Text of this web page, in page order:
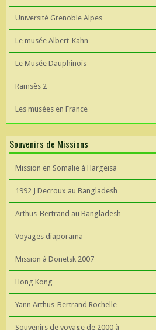
Université Grenoble Alpes
Le musée Albert-Kahn
Le Musée Dauphinois
Ramsès 2
Les musées en France
Souvenirs de Missions
Mission en Somalie à Hargeisa
1992 J Decroux au Bangladesh
Arthus-Bertrand au Bangladesh
Voyages diaporama
Mission à Donetsk 2007
Hong Kong
Yann Arthus-Bertrand Rochelle
Souvenirs de voyage de 2000 à